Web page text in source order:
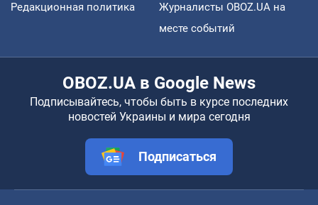
Редакционная политика
Журналисты OBOZ.UA на
месте событий
OBOZ.UA в Google News
Подписывайтесь, чтобы быть в курсе последних
новостей Украины и мира сегодня
Подписаться